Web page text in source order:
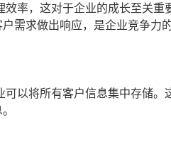
率，这对于企业的成长至关
需求做出响应，是企业竞争力的
以将所有客户信息集中存储